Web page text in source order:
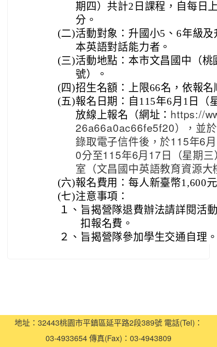
期四）共計2日課程，自每日
分。
(二)活動對象：升國小5、6年級
本英語對話能力者。
(三)活動地點：本市文昌國中（
號）。
(四)招生名額：上限66名，依報
(五)報名日期：自115年6月1日（
放線上報名（網址： https://
26a66a0ac66fe5f20），並
錄取電子信件後，於115年6
0分至115年6月17日（星期
室（文昌國中英語教育資源
(六)報名費用：每人新臺幣1,600
(七)注意事項：
１、 旨揭營隊退費辦法請詳閱活
扣報名費。
２、 旨揭營隊參加學生交通自理
地址：32443桃園市平鎮區延平路2段389號 電話(Tel)：
03-4933654 傳真(Fax)：03-4943809